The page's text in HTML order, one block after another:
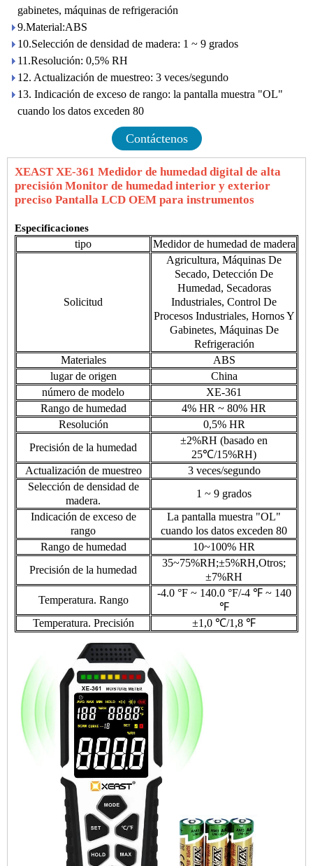
gabinetes, máquinas de refrigeración
9.Material:ABS
10.Selección de densidad de madera: 1 ~ 9 grados
11.Resolución: 0,5% RH
12. Actualización de muestreo: 3 veces/segundo
13. Indicación de exceso de rango: la pantalla muestra "OL"
cuando los datos exceden 80
Contáctenos
XEAST XE-361 Medidor de humedad digital de alta
precisión Monitor de humedad interior y exterior
preciso Pantalla LCD OEM para instrumentos
Especificaciones
tipo Medidor de humedad de madera
Solicitud
Agricultura, Máquinas De
Secado, Detección De
Humedad, Secadoras
Industriales, Control De
Procesos Industriales, Hornos Y
Gabinetes, Máquinas De
Refrigeración
Materiales
ABS
lugar de origen
China
número de modelo
XE-361
Rango de humedad
4% HR ~ 80% HR
Resolución
0,5% HR
Precisión de la humedad
±2%RH (basado en
25℃/15%RH)
Actualización de muestreo
3 veces/segundo
Selección de densidad de
madera.
1 ~ 9 grados
Indicación de exceso de
rango
La pantalla muestra "OL"
cuando los datos exceden 80
Rango de humedad
10~100% HR
Precisión de la humedad
35~75%RH;±5%RH,Otros;
±7%RH
Temperatura. Rango
-4.0 °F ~ 140.0 °F/-4 ℉ ~ 140
℉
Temperatura. Precisión
±1,0 ℃/1,8 ℉